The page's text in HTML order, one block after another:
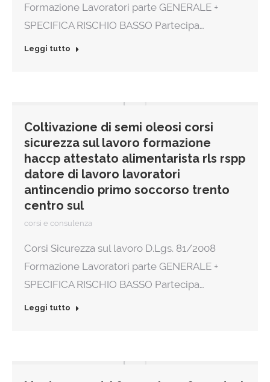
Formazione Lavoratori parte GENERALE +
SPECIFICA RISCHIO BASSO Partecipa…
Leggi tutto
Coltivazione di semi oleosi corsi
sicurezza sul lavoro formazione
haccp attestato alimentarista rls rspp
datore di lavoro lavoratori
antincendio primo soccorso trento
centro sul
corsi e consulenza
Corsi Sicurezza sul lavoro D.Lgs. 81/2008
Formazione Lavoratori parte GENERALE +
SPECIFICA RISCHIO BASSO Partecipa…
Leggi tutto